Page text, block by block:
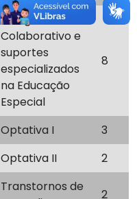
Estágio I: Ensino
Colaborativo e
suportes
especializados
na Educação
Especial
8
Optativa I
3
Optativa II 2
Transtornos de
2